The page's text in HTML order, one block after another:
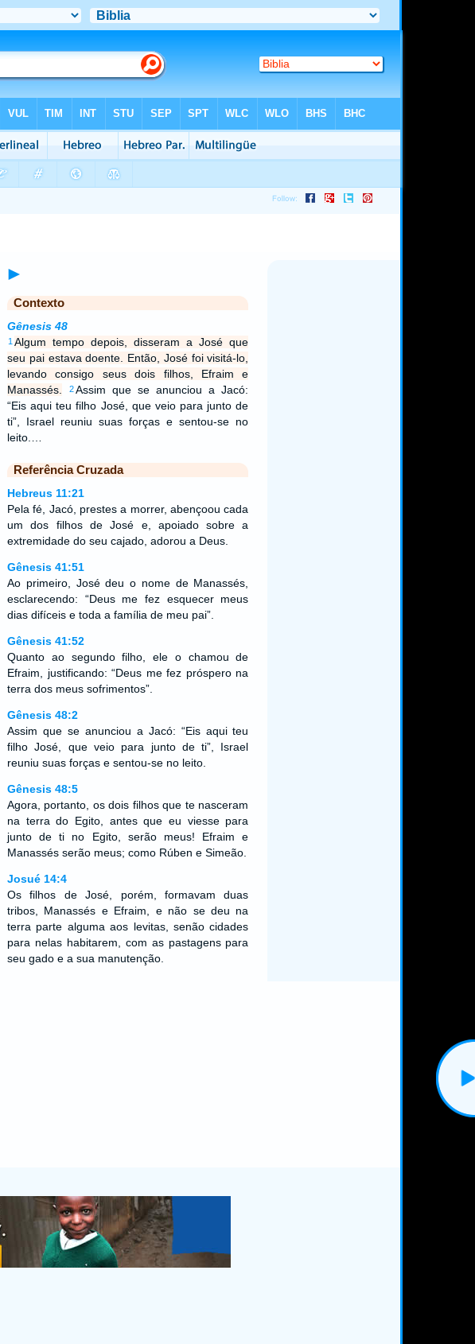
►
Contexto
Gênesis 48
1 Algum tempo depois, disseram a José que
seu pai estava doente. Então, José foi visitá-lo,
levando consigo seus dois filhos, Efraim e
Manassés.
2Assim que se anunciou a Jacó:
“Eis aqui teu filho José, que veio para junto de
ti”, Israel reuniu suas forças e sentou-se no
leito.…
Referência Cruzada
Hebreus 11:21
Pela fé, Jacó, prestes a morrer, abençoou cada
um dos filhos de José e, apoiado sobre a
extremidade do seu cajado, adorou a Deus.
Gênesis 41:51
Ao primeiro, José deu o nome de Manassés,
esclarecendo: “Deus me fez esquecer meus
dias difíceis e toda a família de meu pai”.
Gênesis 41:52
Quanto ao segundo filho, ele o chamou de
Efraim, justificando: “Deus me fez próspero na
terra dos meus sofrimentos”.
Gênesis 48:2
Assim que se anunciou a Jacó: “Eis aqui teu
filho José, que veio para junto de ti”, Israel
reuniu suas forças e sentou-se no leito.
Gênesis 48:5
Agora, portanto, os dois filhos que te nasceram
na terra do Egito, antes que eu viesse para
junto de ti no Egito, serão meus! Efraim e
Manassés serão meus; como Rúben e Simeão.
Josué 14:4
Os filhos de José, porém, formavam duas
tribos, Manassés e Efraim, e não se deu na
terra parte alguma aos levitas, senão cidades
para nelas habitarem, com as pastagens para
seu gado e a sua manutenção.